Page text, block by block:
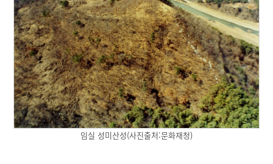
임실 성미산성(사진출처:문화재청)